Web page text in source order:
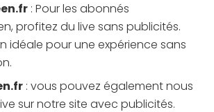
: Pour les abonnés
profitez du live sans publicités.
idéale pour une expérience sans
: vous pouvez également nous
sur notre site avec publicités.